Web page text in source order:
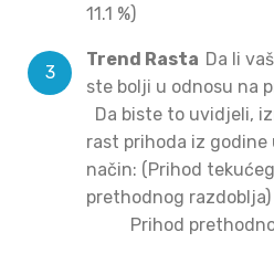
11.1 %)
Trend Rasta Da li
ste bolji u odnosu
Da biste to uvidjeli,
rast prihoda iz
način: (Prihod
prethodnog
Prihod